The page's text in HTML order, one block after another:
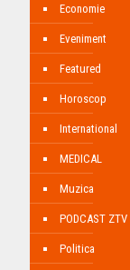
Economie
Eveniment
Featured
Horoscop
International
MEDICAL
Muzica
PODCAST ZTV
Politica